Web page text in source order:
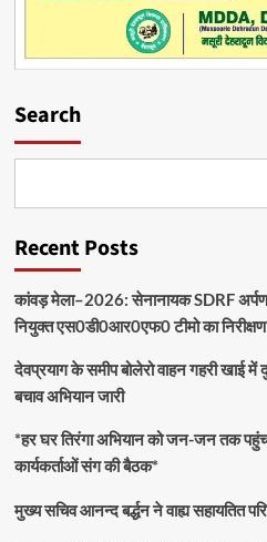
Search
Recent Posts
कांवड़ मेला–2026: सेनानायक SDRF अर्पण
नियुक्त एस0डी0आर0एफ0 टीमो का निरीक्षण
देवप्रयाग के समीप बोलेरो वाहन गहरी खाई में
बचाव अभियान जारी
*हर घर तिरंगा अभियान को जन-जन तक
कार्यकर्ताओं संग की बैठक*
मुख्य सचिव आनन्द बर्द्धन ने वाह्य सहायतित